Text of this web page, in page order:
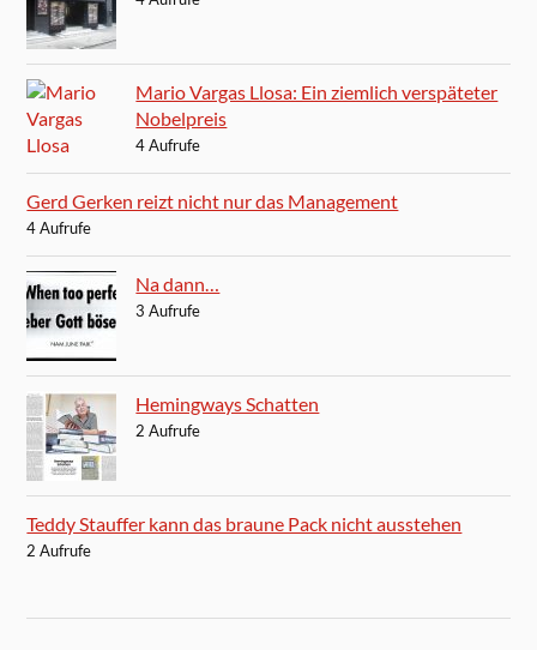
Mario Vargas Llosa: Ein ziemlich verspäteter
Nobelpreis
4 Aufrufe
Gerd Gerken reizt nicht nur das Management
4 Aufrufe
Na dann…
3 Aufrufe
Hemingways Schatten
2 Aufrufe
Teddy Stauffer kann das braune Pack nicht ausstehen
2 Aufrufe